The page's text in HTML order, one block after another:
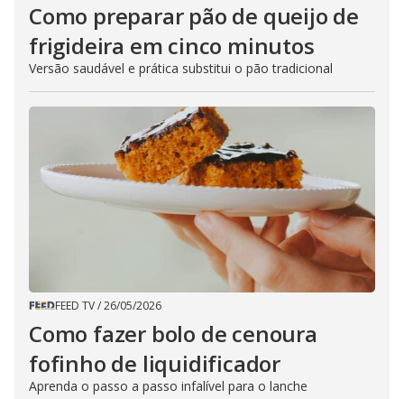
Como preparar pão de queijo de
frigideira em cinco minutos
Versão saudável e prática substitui o pão tradicional
FEED TV/26/05/2026
Como fazer bolo de cenoura
fofinho de liquidificador
Aprenda o passo a passo infalível para o lanche